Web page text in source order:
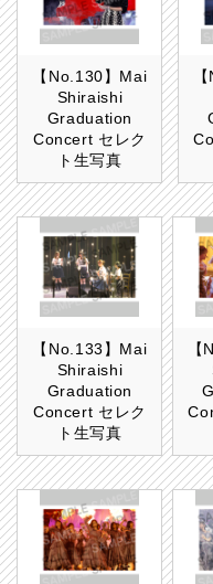
【No.130】Mai
Shiraishi
Graduation
Concert セレク
ト生写真
【No.133】Mai
Shiraishi
Graduation
Concert セレク
ト生写真